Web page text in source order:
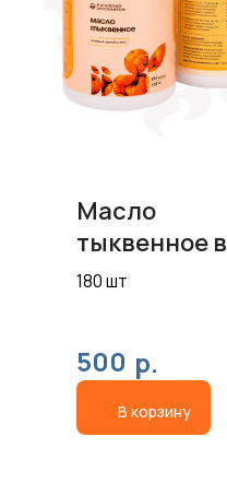
Масло
тыквенное в
капсулах
180 шт
500 р.
В корзину